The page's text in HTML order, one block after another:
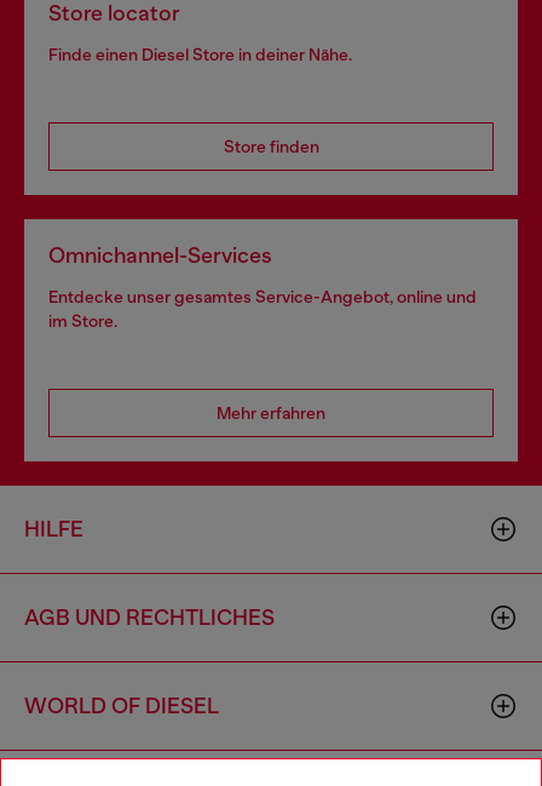
Store locator
Finde einen Diesel Store in deiner Nähe.
Store finden
Omnichannel-Services
Entdecke unser gesamtes Service-Angebot, online und
im Store.
Mehr erfahren
HILFE
AGB UND RECHTLICHES
WORLD OF DIESEL